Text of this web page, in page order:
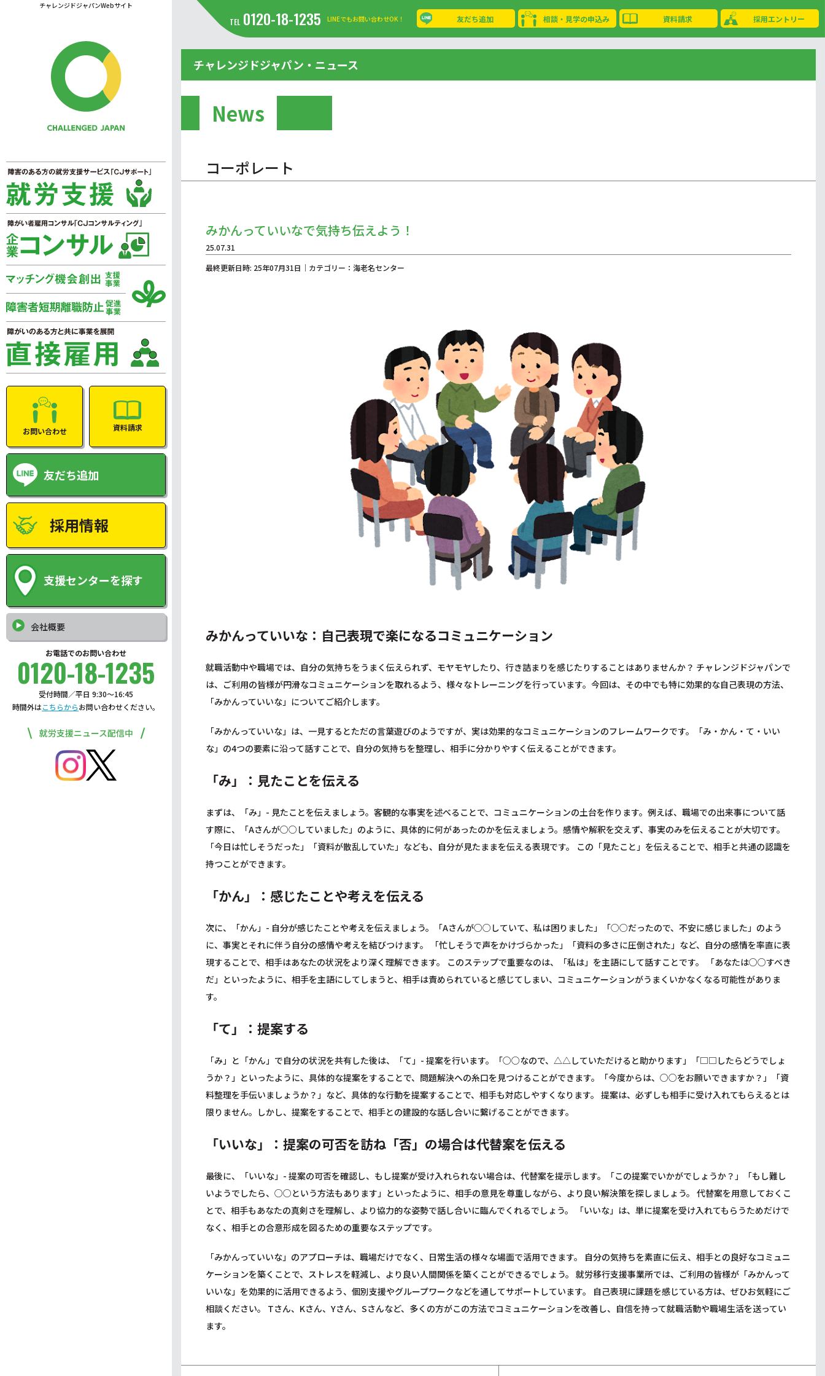
チャレンジドジャパンWebサイト
お問い合わせ 資料請求
友だち追加
採用情報
支援センターを探す
会社概要
お電話でのお問い合わせ
0120-18-1235
受付時間／平日 9:30〜16:45
時間外はこちらからお問い合わせください。
就労支援ニュース配信中
TEL 0120-18-1235 LINEでもお問い合わせOK！ 友だち追加 相談・見学の申込み 資料請求 採用エントリー
チャレンジドジャパン・ニュース
News
コーポレート
みかんっていいなで気持ち伝えよう！
25.07.31
最終更新日時: 25年07月31日｜カテゴリー：海老名センター
みかんっていいな：自己表現で楽になるコミュニケーション
就職活動中や職場では、自分の気持ちをうまく伝えられず、モヤモヤしたり、行き詰まりを感じたりすることはありませんか？ チャレンジドジャパンで
は、ご利用の皆様が円滑なコミュニケーションを取れるよう、様々なトレーニングを行っています。今回は、その中でも特に効果的な自己表現の方法、
「みかんっていいな」についてご紹介します。
「みかんっていいな」は、一見するとただの言葉遊びのようですが、実は効果的なコミュニケーションのフレームワークです。「み・かん・て・いい
な」の4つの要素に沿って話すことで、自分の気持ちを整理し、相手に分かりやすく伝えることができます。
「み」：見たことを伝える
まずは、「み」- 見たことを伝えましょう。客観的な事実を述べることで、コミュニケーションの土台を作ります。例えば、職場での出来事について話
す際に、「Aさんが○○していました」のように、具体的に何があったのかを伝えましょう。感情や解釈を交えず、事実のみを伝えることが大切です。
「今日は忙しそうだった」「資料が散乱していた」なども、自分が見たままを伝える表現です。 この「見たこと」を伝えることで、相手と共通の認識を
持つことができます。
「かん」：感じたことや考えを伝える
次に、「かん」- 自分が感じたことや考えを伝えましょう。「Aさんが○○していて、私は困りました」「○○だったので、不安に感じました」のよう
に、事実とそれに伴う自分の感情や考えを結びつけます。 「忙しそうで声をかけづらかった」「資料の多さに圧倒された」など、自分の感情を率直に表
現することで、相手はあなたの状況をより深く理解できます。 このステップで重要なのは、「私は」を主語にして話すことです。 「あなたは○○すべき
だ」といったように、相手を主語にしてしまうと、相手は責められていると感じてしまい、コミュニケーションがうまくいかなくなる可能性がありま
す。
「て」：提案する
「み」と「かん」で自分の状況を共有した後は、「て」- 提案を行います。「○○なので、△△していただけると助かります」「□□したらどうでしょ
うか？」といったように、具体的な提案をすることで、問題解決への糸口を見つけることができます。「今度からは、○○をお願いできますか？」「資
料整理を手伝いましょうか？」など、具体的な行動を提案することで、相手も対応しやすくなります。 提案は、必ずしも相手に受け入れてもらえるとは
限りません。しかし、提案をすることで、相手との建設的な話し合いに繋げることができます。
「いいな」：提案の可否を訪ね「否」の場合は代替案を伝える
最後に、「いいな」- 提案の可否を確認し、もし提案が受け入れられない場合は、代替案を提示します。「この提案でいかがでしょうか？」「もし難し
いようでしたら、○○という方法もあります」といったように、相手の意見を尊重しながら、より良い解決策を探しましょう。 代替案を用意しておくこ
とで、相手もあなたの真剣さを理解し、より協力的な姿勢で話し合いに臨んでくれるでしょう。 「いいな」は、単に提案を受け入れてもらうためだけで
なく、相手との合意形成を図るための重要なステップです。
「みかんっていいな」のアプローチは、職場だけでなく、日常生活の様々な場面で活用できます。 自分の気持ちを素直に伝え、相手との良好なコミュニ
ケーションを築くことで、ストレスを軽減し、より良い人間関係を築くことができるでしょう。 就労移行支援事業所では、ご利用の皆様が「みかんって
いいな」を効果的に活用できるよう、個別支援やグループワークなどを通してサポートしています。 自己表現に課題を感じている方は、ぜひお気軽にご
相談ください。 Tさん、Kさん、Yさん、Sさんなど、多くの方がこの方法でコミュニケーションを改善し、自信を持って就職活動や職場生活を送ってい
ます。